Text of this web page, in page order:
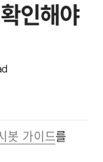
인해야
봇 가이드를